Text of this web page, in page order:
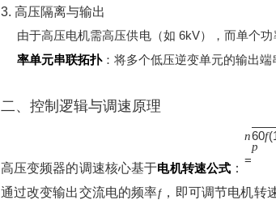
3. 高压隔离与输出
由于高压电机需高压供电（如 6kV），而单个
率单元串联拓扑：将多个低压逆变单元的输出端
二、控制逻辑与调速原理
高压变频器的调速核心基于电机转速公式 ：
n
=
p
60f(
通过改变输出交流电的频率f ，即可调节电机转